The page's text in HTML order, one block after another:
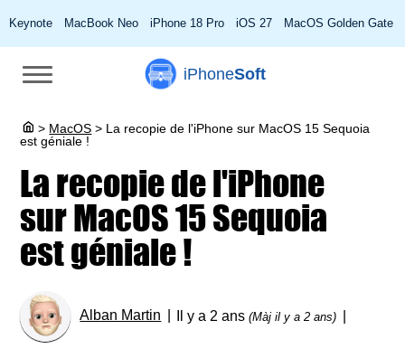
Keynote MacBook Neo iPhone 18 Pro iOS 27 MacOS Golden Gate
iPhoneSoft
> MacOS > La recopie de l'iPhone sur MacOS 15 Sequoia
est géniale !
La recopie de l'iPhone
sur MacOS 15 Sequoia
est géniale !
Alban Martin Il y a 2 ans(Màj il y a 2 ans)